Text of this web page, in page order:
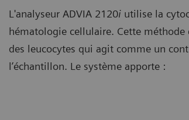
L'analyseur ADVIA 2120i utilise la
hématologie cellulaire. Cette méthode
des leucocytes qui agit comme un
l’échantillon. Le système apporte :